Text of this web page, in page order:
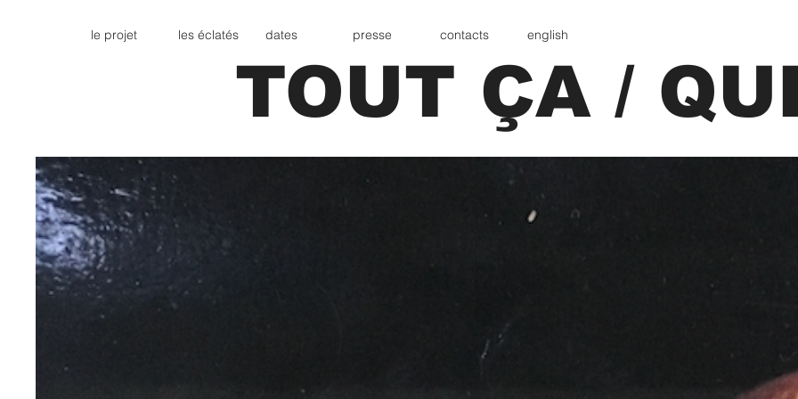
le projet les éclatés dates presse contacts english
TOUT ÇA /